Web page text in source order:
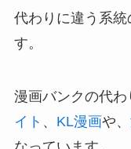
代わりに違う系
す。
漫画バンクの代わ
イト 、 KL漫画や、